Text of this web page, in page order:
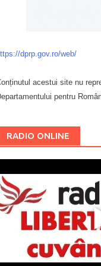
dprp.gov.ro/web/
acestui site nu
pentru
RADIO ONLINE